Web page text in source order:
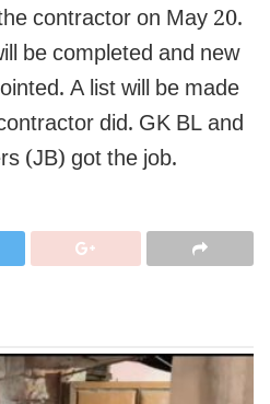
contractor on May 20.
be completed and new
A list will be made
did. GK BL and
(JB) got the job.